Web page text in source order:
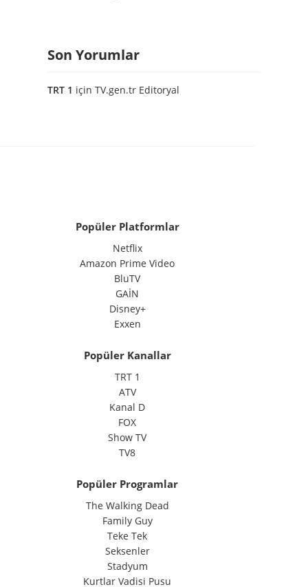
Son Yorumlar
TRT 1 için TV.gen.tr Editoryal
Popüler Platformlar
Netflix
Amazon Prime Video
BluTV
GAİN
Disney+
Exxen
Popüler Kanallar
TRT 1
ATV
Kanal D
FOX
Show TV
TV8
Popüler Programlar
The Walking Dead
Family Guy
Teke Tek
Seksenler
Stadyum
Kurtlar Vadisi Pusu